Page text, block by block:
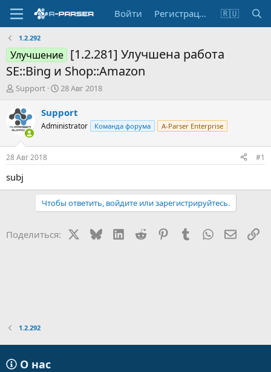
Войти Регистрация 🇷🇺
1.2.292
Улучшение [1.2.281] Улучшена работа
SE::Bing и Shop::Amazon
А
т
о
р
т
е
м
ы
Support
Д
т
а
н
а
28 Авг 2018
Support
Administrator Команда форума A-Parser Enterprise
28 Авг 2018 #1
subj
Чтобы ответить, войдите или зарегистрируйтесь.
Поделиться: BlueskyLinkedIn
Reddit PinterestTumblr WhatsApp
1.2.292
О нас